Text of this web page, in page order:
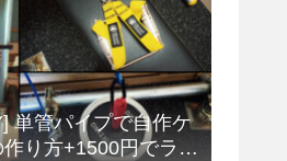
単管パイプで自作ケ
り方+1500円でラッ